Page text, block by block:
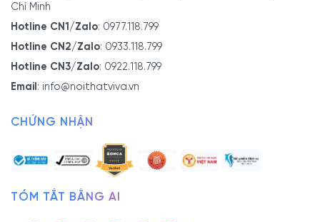
Chí Minh
Hotline CN1/Zalo: 0977.118.799
Hotline CN2/Zalo: 0933.118.799
Hotline CN3/Zalo: 0922.118.799
Email: info@noithatviva.vn
CHỨNG NHẬN
TÓM TẮT BẰNG AI